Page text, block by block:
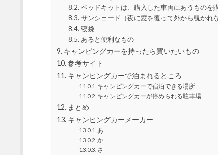
ベッドキットは、購入した車両にあうものを
サンシェード（夜に窓を覆って外から覗かれ
寝袋
あると便利なもの
キャンピングカーを持ったら買いたいもの
参考サイト
キャンピングカーで泊まれるところ
キャンピングカーで宿泊できる場所
キャンピングカーが停められる駐車場
まとめ
キャンピングカーメーカー
あ
か
さ